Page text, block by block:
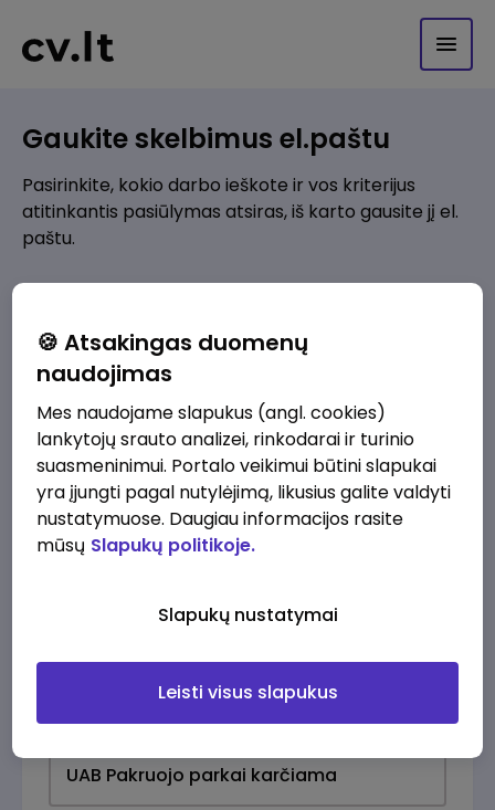
Gaukite skelbimus el.paštu
Pasirinkite, kokio darbo ieškote ir vos kriterijus
atitinkantis pasiūlymas atsiras, iš karto gausite jį el.
paštu.
Pridėti naują
Kokios srities darbo pasiūlymai jus domina?
Pridėti naują
🍪 Atsakingas duomenų
naudojimas
Mes naudojame slapukus (angl. cookies)
lankytojų srauto analizei, rinkodarai ir turinio
suasmeninimui. Portalo veikimui būtini slapukai
yra įjungti pagal nutylėjimą, likusius galite valdyti
nustatymuose. Daugiau informacijos rasite
mūsų Slapukų politikoje.
Slapukų nustatymai
Leisti visus slapukus